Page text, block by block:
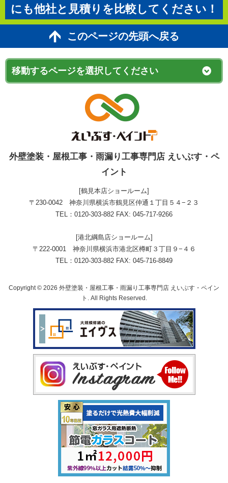
にも他社と見積りを比較してください！
このページの先頭へ戻る
外壁塗装・屋根工事・雨漏り工事専門店 えいぶす・ペ
イント
[鶴見本店ショールーム]
〒230-0042 神奈川県横浜市鶴見区仲通１丁目５４−２３
TEL：0120-303-882 FAX: 045-717-9266
[港北綱島店ショールーム]
〒222-0001 神奈川県横浜市港北区樽町３丁目９−４６
TEL：0120-303-882 FAX: 045-716-8849
Copyright © 2026 外壁塗装・屋根工事・雨漏り工事専門店 えいぶす・ペイン
ト. All Rights Reserved.